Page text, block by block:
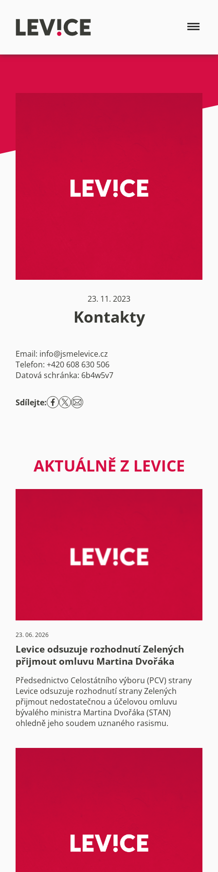
23. 11. 2023
Kontakty
Email: info@jsmelevice.cz
Telefon: +420 608 630 506
Datová schránka: 6b4w5v7
Sdílejte:
AKTUÁLNĚ Z LEVICE
23. 06. 2026
Levice odsuzuje rozhodnutí Zelených
přijmout omluvu Martina Dvořáka
Předsednictvo Celostátního výboru (PCV) strany
Levice odsuzuje rozhodnutí strany Zelených
přijmout nedostatečnou a účelovou omluvu
bývalého ministra Martina Dvořáka (STAN)
ohledně jeho soudem uznaného rasismu.